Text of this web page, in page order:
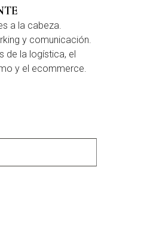
a la cabeza.
y comunicación.
de la logística, el
y el ecommerce.